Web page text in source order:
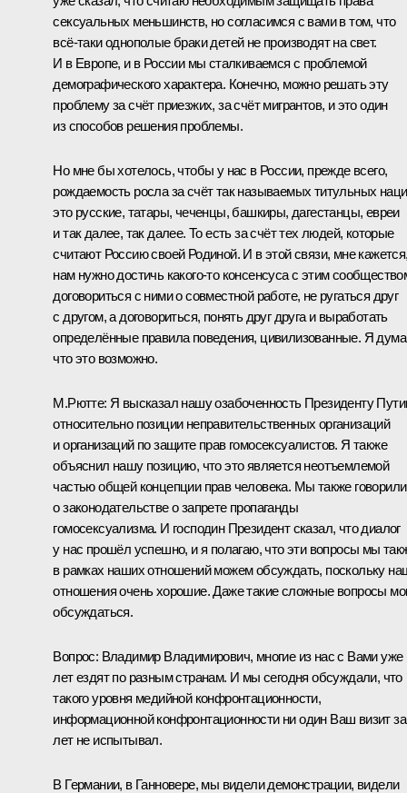
сексуальных меньшинств, но согласимся с вами в том, что
всё‑таки однополые браки детей не производят на свет.
И в Европе, и в России мы сталкиваемся с проблемой
демографического характера. Конечно, можно решать эту
проблему за счёт приезжих, за счёт мигрантов, и это один
из способов решения проблемы.
Но мне бы хотелось, чтобы у нас в России, прежде всего,
рождаемость росла за счёт так называемых титульных
это русские, татары, чеченцы, башкиры, дагестанцы, евреи
и так далее, так далее. То есть за счёт тех людей, которые
считают Россию своей Родиной. И в этой связи, мне
нам нужно достичь какого‑то консенсуса с этим
договориться с ними о совместной работе, не ругаться друг
с другом, а договориться, понять друг друга и выработать
определённые правила поведения, цивилизованные. Я
что это возможно.
М.Рютте: Я высказал нашу озабоченность Президенту
относительно позиции неправительственных организаций
и организаций по защите прав гомосексуалистов. Я также
объяснил нашу позицию, что это является неотъемлемой
частью общей концепции прав человека. Мы также говорили
о законодательстве о запрете пропаганды
гомосексуализма. И господин Президент сказал, что диалог
у нас прошёл успешно, и я полагаю, что эти вопросы мы
в рамках наших отношений можем обсуждать, поскольку
отношения очень хорошие. Даже такие сложные вопросы
обсуждаться.
Вопрос: Владимир Владимирович, многие из нас с Вами уже
лет ездят по разным странам. И мы сегодня обсуждали, что
такого уровня медийной конфронтационности,
информационной конфронтационности ни один Ваш визит
лет не испытывал.
В Германии, в Ганновере, мы видели демонстрации, видели